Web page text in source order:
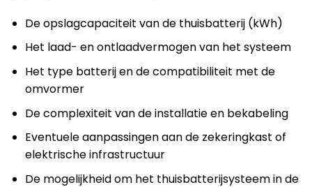
De opslagcapaciteit van de thuisbatterij (kWh)
Het laad- en ontlaadvermogen van het systeem
Het type batterij en de compatibiliteit met de
omvormer
De complexiteit van de installatie en bekabeling
Eventuele aanpassingen aan de zekeringkast of
elektrische infrastructuur
De mogelijkheid om het thuisbatterijsysteem in de